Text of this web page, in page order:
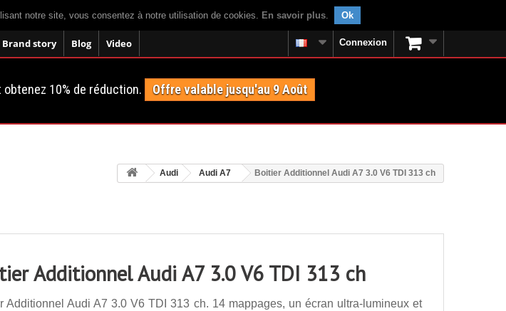
notre site, vous consentez à notre utilisation de cookies. En savoir plus. Ok
Brand story Blog Video Connexion
obtenez 10% de réduction. Offre valable jusqu'au 9 Août
Audi Audi A7 Boitier Additionnel Audi A7 3.0 V6 TDI 313 ch
Additionnel Audi A7 3.0 V6 TDI 313 ch
Additionnel Audi A7 3.0 V6 TDI 313 ch. 14 mappages, un écran ultra-lumineux et